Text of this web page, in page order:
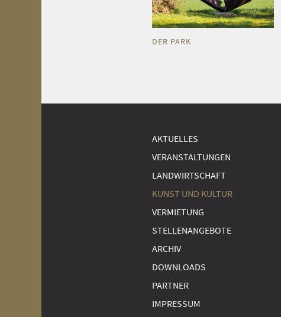
DER PARK
AKTUELLES
VERANSTALTUNGEN
LANDWIRTSCHAFT
KUNST UND KULTUR
VERMIETUNG
STELLENANGEBOTE
ARCHIV
DOWNLOADS
PARTNER
IMPRESSUM